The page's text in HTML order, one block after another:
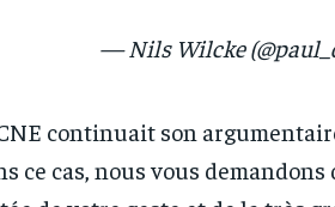
1-YEAR
Pay now and you get access to
news and articles for a
1-YEAR
Pay now and you get access to
news and articles for a
— Nils Wilcke
continuait son
ce cas, nous vous